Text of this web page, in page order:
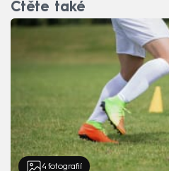
Čtěte také
4 fotografií